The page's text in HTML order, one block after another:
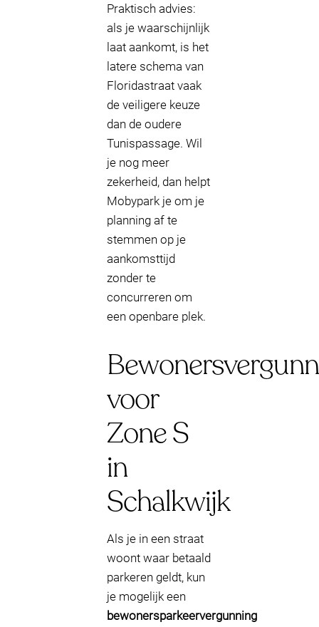
Praktisch advies:
als je waarschijnlijk
laat aankomt, is het
latere schema van
Floridastraat vaak
de veiligere keuze
dan de oudere
Tunispassage. Wil
je nog meer
zekerheid, dan helpt
Mobypark je om je
planning af te
stemmen op je
aankomsttijd
zonder te
concurreren om
een openbare plek.
voor
Zone S
in
Schalkwijk
Als je in een straat
woont waar betaald
parkeren geldt, kun
je mogelijk een
bewonersparkeervergunning